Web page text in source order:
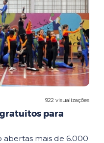
922 visualizações
para
abertas mais de 6.000